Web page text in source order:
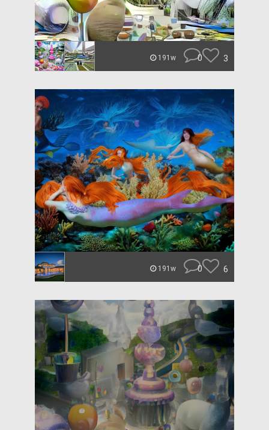
191w 0 3
191w 0 6